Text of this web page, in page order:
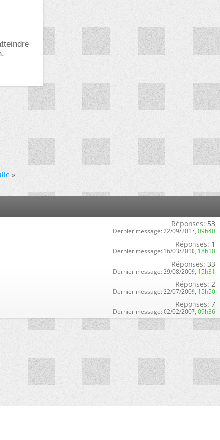
»
Réponses: 53
Dernier message: 22/09/2017, 09h40
Réponses: 1
Dernier message: 16/03/2010, 18h10
Réponses: 33
Dernier message: 29/08/2009, 15h31
Réponses: 2
Dernier message: 22/07/2009, 15h50
Réponses: 7
Dernier message: 02/02/2007, 09h36